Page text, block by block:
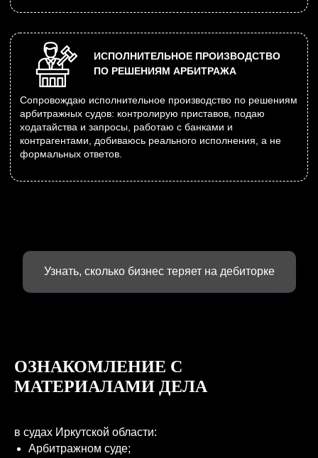
Узнать, сколько бизнес теряет на дебиторке
ОЗНАКОМЛЕНИЕ С
МАТЕРИАЛАМИ ДЕЛА
в судах Иркутской области:
Арбитражном суде;
Номер дела:
3 месяца
сумма взыскания уменьшена на 80%, до
суммы 76508,40₽
Номер дела:
А19-1804/2016
Защита интересов банка от преднамеренного
и фиктивного банкротства заёмщика, сумма
Дата окончания:
2 декабря 2025
Длительность: